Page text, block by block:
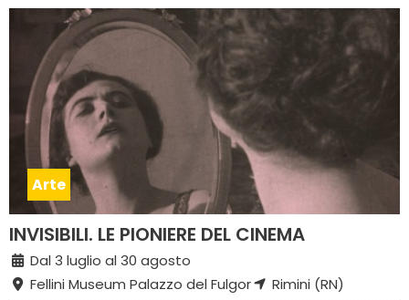
Arte
INVISIBILI. LE PIONIERE DEL CINEMA
Dal 3 luglio al 30 agosto
Fellini Museum Palazzo del Fulgor
Rimini (RN)